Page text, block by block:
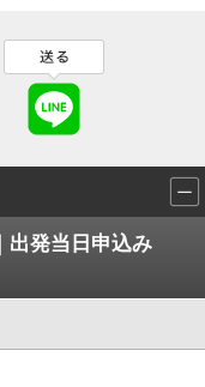
出発当日申込み